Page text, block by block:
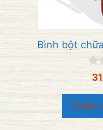
Bình bột
0
n
g
o
à
i
Thêm